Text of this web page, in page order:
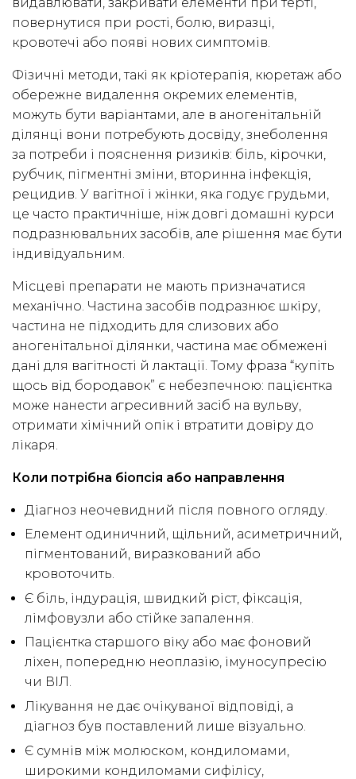
повернутися при рості, болю, виразці,
кровотечі або появі нових симптомів.
Фізичні методи, такі як кріотерапія, кюретаж або
обережне видалення окремих елементів,
можуть бути варіантами, але в аногенітальній
ділянці вони потребують досвіду, знеболення
за потреби і пояснення ризиків: біль, кірочки,
рубчик, пігментні зміни, вторинна інфекція,
рецидив. У вагітної і жінки, яка годує грудьми,
це часто практичніше, ніж довгі домашні курси
подразнювальних засобів, але рішення має бути
індивідуальним.
Місцеві препарати не мають призначатися
механічно. Частина засобів подразнює шкіру,
частина не підходить для слизових або
аногенітальної ділянки, частина має обмежені
дані для вагітності й лактації. Тому фраза “купіть
щось від бородавок” є небезпечною: пацієнтка
може нанести агресивний засіб на вульву,
отримати хімічний опік і втратити довіру до
лікаря.
Коли потрібна біопсія або направлення
Діагноз неочевидний після повного огляду.
Елемент одиничний, щільний, асиметричний,
пігментований, виразкований або
кровоточить.
Є біль, індурація, швидкий ріст, фіксація,
лімфовузли або стійке запалення.
Пацієнтка старшого віку або має фоновий
ліхен, попередню неоплазію, імуносупресію
чи ВІЛ.
Лікування не дає очікуваної відповіді, а
діагноз був поставлений лише візуально.
Є сумнів між молюском, кондиломами,
широкими кондиломами сифілісу,